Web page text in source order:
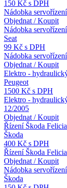
150 Kč s DPH
Nádobka
Objednat / Koupit
Nádobka
Seat
99 Kč s DPH
Nádobka
Objednat / Koupit
Elektro -
Peugeot
1500 Kč s DPH
Elektro -
12/2005
Objednat / Koupit
Řízení Škoda
Škoda
400 Kč s DPH
Řízení Škoda
Objednat / Koupit
Nádobka
Škoda